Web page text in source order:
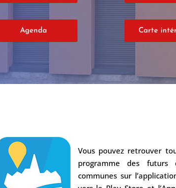
Agenda Carte
Vous pouvez retrouver
programme des futurs
communes sur